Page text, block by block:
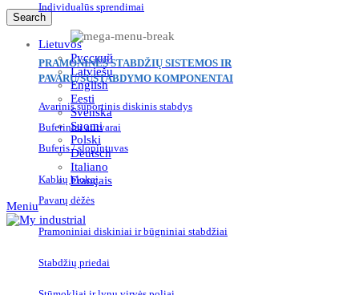
Search
Lietuvos
Русский
Latviešu
English
Eesti
Svenska
Suomi
Polski
Deutsch
Italiano
Français
Meniu
Individualūs sprendimai
PRAMONINĖS STABDŽIŲ SISTEMOS IR
PAVARŲ/SUSTABDYMO KOMPONENTAI
Avarinis suportinis diskinis stabdys
Buferiniai atitvarai
Buferis / slopintuvas
Kablių blokai
Pavarų dėžės
Pramoniniai diskiniai ir būgniniai stabdžiai
Stabdžių priedai